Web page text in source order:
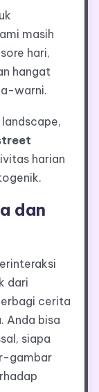
masih
hari,
hangat
warni.
harian
dan
dari
cerita
Anda bisa
siapa
gambar